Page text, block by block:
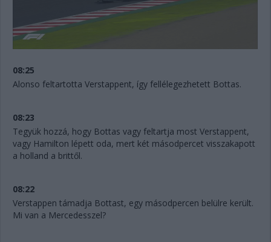
08:25
Alonso feltartotta Verstappent, így fellélegezhetett Bottas.
08:23
Tegyük hozzá, hogy Bottas vagy feltartja most Verstappent,
vagy Hamilton lépett oda, mert két másodpercet visszakapott
a holland a brittől.
08:22
Verstappen támadja Bottast, egy másodpercen belülre került.
Mi van a Mercedesszel?